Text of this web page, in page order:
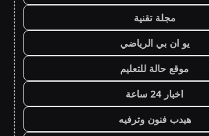
مجلة تقنية
يو ان بي الرياضي
موقع حالة للتعليم
اخبار 24 ساعة
هيدب فنون وترفيه